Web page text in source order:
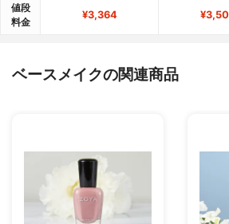
値段
料金
¥3,364
ベースメイクの関連商品